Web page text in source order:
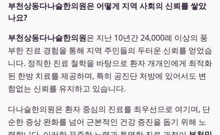
부천상동다나슬한의원은 어떻게 지역 사회의 신뢰를 쌓았
나요?
부천상동다나슬한의원은 지난 10년간 24,000례 이상의 풍
부한 진료 경험을 통해 지역 주민들의 두터운 신뢰를 얻었습
니다. 정직한 진료 철학을 바탕으로 환자 개개인에게 최적화
된 한방 치료를 제공하며, 특히 공진단 처방에 있어서도 변
함없는 신뢰를 유지하고 있습니다.
다나슬한의원은 환자 중심의 진료를 최우선으로 여기며, 단
순한 증상 완화를 넘어 근본적인 건강 증진을 돕기 위해 노